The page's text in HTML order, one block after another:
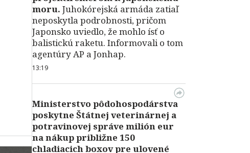
moru. Juhokórejská armáda zatiaľ
neposkytla podrobnosti, pričom
Japonsko uviedlo, že mohlo ísť o
balistickú raketu. Informovali o tom
agentúry AP a Jonhap.
13:19
Ministerstvo pôdohospodárstva
poskytne Štátnej veterinárnej a
potravinovej správe milión eur
na nákup približne 150
chladiacich boxov pre ulovené